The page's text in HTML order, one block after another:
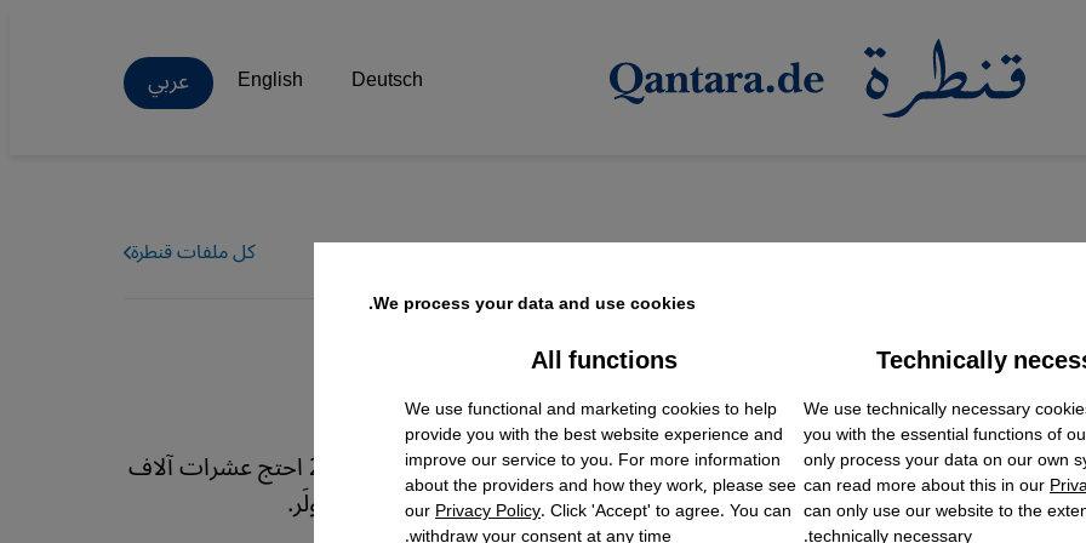
Deutsch
English عربي
كل ملفات قنطرة
الضئيلةُ
رسومها عالية لا تحرر الناس من الفقر؟
فيما احتفل بنك غرامين -النموذج الأكبر لقطاع التمويل الأصغر- بعيد ميلاده الـ 40 عام 2023 احتج عشرات آلاف
في بنغلاديش مضربين عن العمل في سبيل أجور أفضل. تفحُّص دومينيك مولَر.
We process your data and use cookies.
Technically
We use technically necessary
you with the essential functions of
only process your data on our own
can read more about this in our
can only use our website to the
All functions
We use functional and marketing cookies to help
provide you with the best website experience and
improve our service to you. For more information
about the providers and how they work, please see
ourPrivacy Policy. Click 'Accept' to agree. You can
Facebook Embed / Facebook Connect
Twitter Embed
Instagram Embed
Youtube Embed
Google Maps Embed